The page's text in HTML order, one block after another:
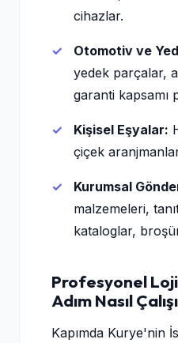
cihazlar.
Otomotiv ve
yedek parçalar,
garanti kapsamı
Kişisel Eşyalar:
çiçek
Kurumsal
malzemeleri,
kataloglar,
Profesyonel
Adım Nasıl
Kapımda Kurye'nin